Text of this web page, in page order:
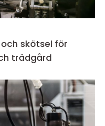
skötsel för
trädgård